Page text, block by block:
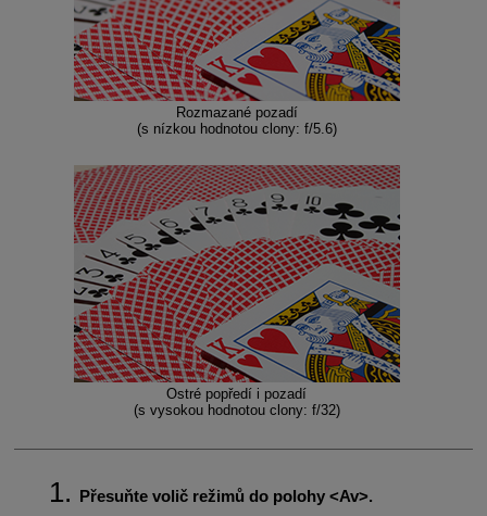
Rozmazané pozadí
(s nízkou hodnotou clony: f/5.6)
Ostré popředí i pozadí
(s vysokou hodnotou clony: f/32)
Přesuňte volič režimů do polohy Av .